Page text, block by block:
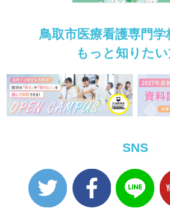
鳥取市医療看護専門
もっと知りた
SNS